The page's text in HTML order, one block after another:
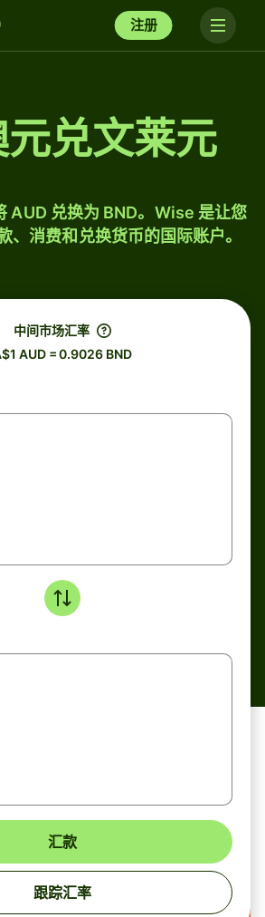
注册
兑文莱元
AUD 兑换为 BND。Wise 是让您
、消费和兑换货币的国际账户。
中间市场汇率
AUD = 0.9026 BND
汇款
跟踪汇率